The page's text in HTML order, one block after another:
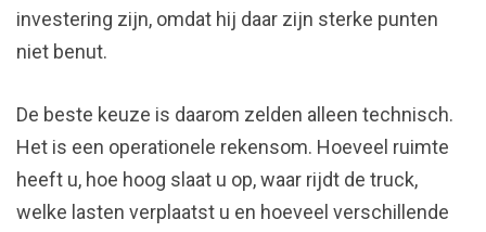
investering zijn, omdat hij daar zijn sterke punten
niet benut.
De beste keuze is daarom zelden alleen technisch.
Het is een operationele rekensom. Hoeveel ruimte
heeft u, hoe hoog slaat u op, waar rijdt de truck,
welke lasten verplaatst u en hoeveel verschillende